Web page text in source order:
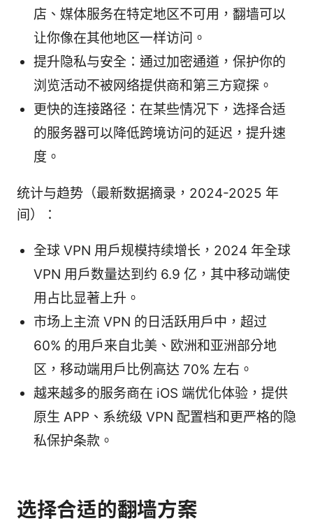
店、媒体服务在特定地区不可用，翻墙可以
让你像在其他地区一样访问。
提升隐私与安全：通过加密通道，保护你的
浏览活动不被网络提供商和第三方窥探。
更快的连接路径：在某些情况下，选择合适
的服务器可以降低跨境访问的延迟，提升速
度。
统计与趋势（最新数据摘录，2024-2025 年
间）：
全球 VPN 用户规模持续增长，2024 年全球
VPN 用户数量达到约 6.9 亿，其中移动端使
用占比显著上升。
市场上主流 VPN 的日活跃用户中，超过
60% 的用户来自北美、欧洲和亚洲部分地
区，移动端用户比例高达 70% 左右。
越来越多的服务商在 iOS 端优化体验，提供
原生 APP、系统级 VPN 配置档和更严格的隐
私保护条款。
选择合适的翻墙方案